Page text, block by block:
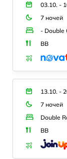
03.10. -
7 ночей
- Double
BB
13.10. -
7 ночей
Double
BB